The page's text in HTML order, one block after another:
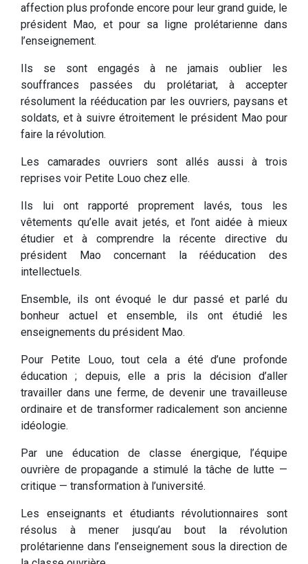
affection plus profonde encore pour leur grand guide, le
président Mao, et pour sa ligne prolétarienne dans
l’enseignement.
Ils se sont engagés à ne jamais oublier les
souffrances passées du prolétariat, à accepter
résolument la rééducation par les ouvriers, paysans et
soldats, et à suivre étroitement le président Mao pour
faire la révolution.
Les camarades ouvriers sont allés aussi à trois
reprises voir Petite Louo chez elle.
Ils lui ont rapporté proprement lavés, tous les
vêtements qu’elle avait jetés, et l’ont aidée à mieux
étudier et à comprendre la récente directive du
président Mao concernant la rééducation des
intellectuels.
Ensemble, ils ont évoqué le dur passé et parlé du
bonheur actuel et ensemble, ils ont étudié les
enseignements du président Mao.
Pour Petite Louo, tout cela a été d’une profonde
éducation ; depuis, elle a pris la décision d’aller
travailler dans une ferme, de devenir une travailleuse
ordinaire et de transformer radicalement son ancienne
idéologie.
Par une éducation de classe énergique, l’équipe
ouvrière de propagande a stimulé la tâche de lutte —
critique — transformation à l’université.
Les enseignants et étudiants révolutionnaires sont
résolus à mener jusqu’au bout la révolution
prolétarienne dans l’enseignement sous la direction de